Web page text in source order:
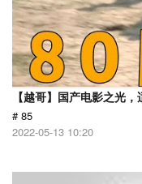
【越哥】国产电影之光
# 85
2022-05-13 10:20